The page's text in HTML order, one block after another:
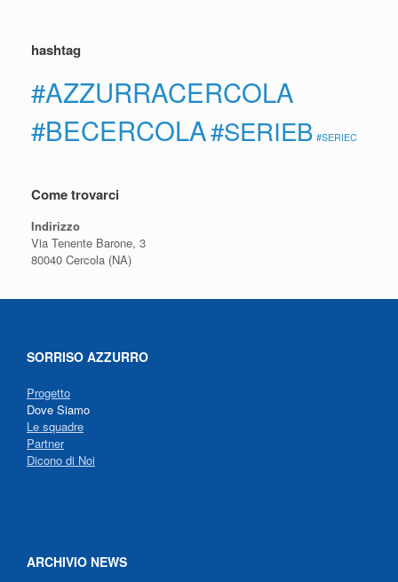
hashtag
#AZZURRACERCOLA
#BECERCOLA#SERIEB #SERIEC
Come trovarci
Indirizzo
Via Tenente Barone, 3
80040 Cercola (NA)
SORRISO AZZURRO
Progetto
Dove Siamo
Le squadre
Partner
Dicono di Noi
ARCHIVIO NEWS